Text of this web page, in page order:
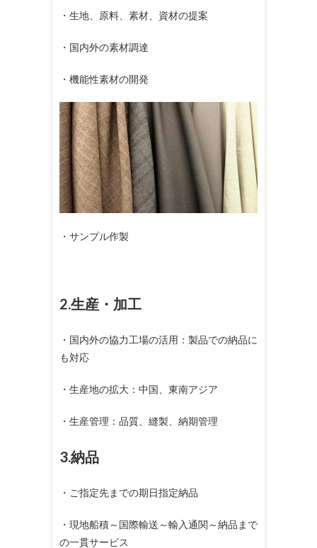
・生地、原料、素材、資材の提案
・国内外の素材調達
・機能性素材の開発
・サンプル作製
2.生産・加工
・国内外の協力工場の活用：製品での納品に
も対応
・生産地の拡大：中国、東南アジア
・生産管理：品質、縫製、納期管理
3.納品
・ご指定先までの期日指定納品
・現地船積～国際輸送～輸入通関～納品まで
の一貫サービス